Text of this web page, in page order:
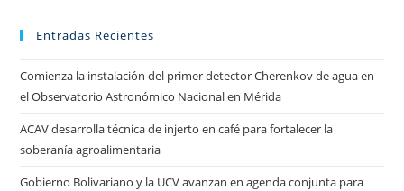
Entradas Recientes
Comienza la instalación del primer detector Cherenkov de agua en
el Observatorio Astronómico Nacional en Mérida
ACAV desarrolla técnica de injerto en café para fortalecer la
soberanía agroalimentaria
Gobierno Bolivariano y la UCV avanzan en agenda conjunta para